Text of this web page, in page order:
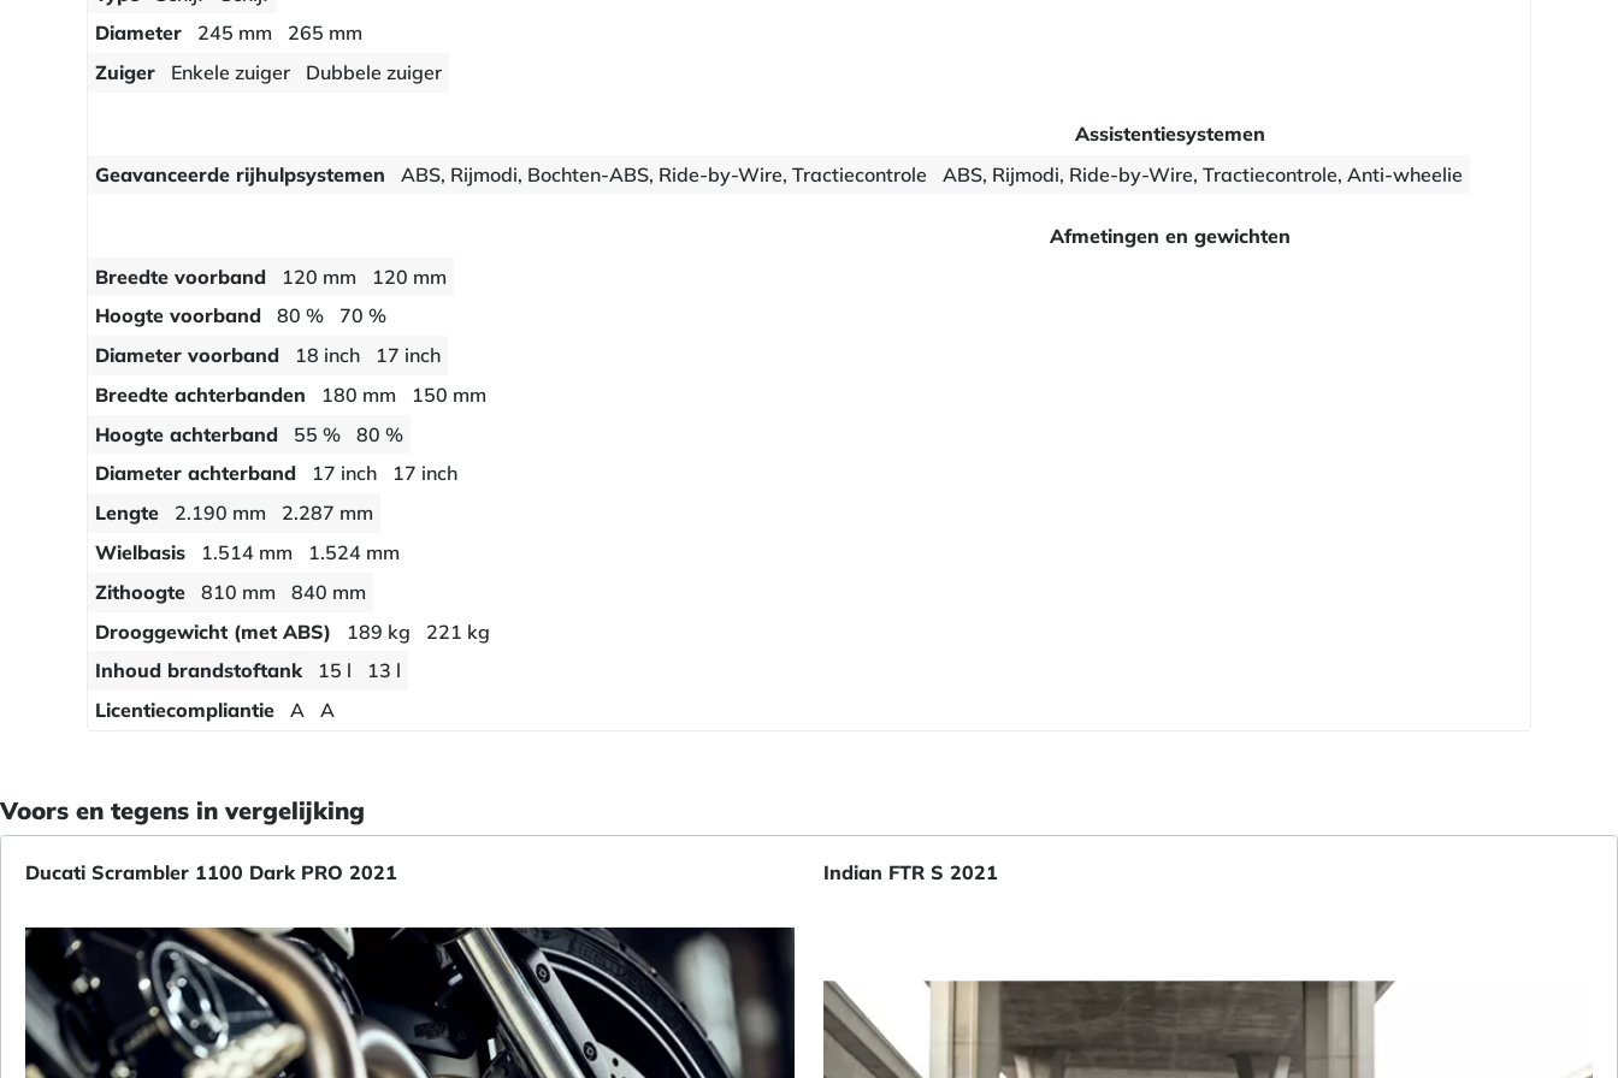
Diameter
245 mm
265 mm
Zuiger
Enkele zuiger Dubbele zuiger
Assistentiesystemen
Geavanceerde rijhulpsystemen
ABS, Rijmodi, Bochten-ABS, Ride-by-Wire, Tractiecontrole ABS, Rijmodi, Ride-by-Wire, Tractiecontrole, Anti-wheelie
Afmetingen en gewichten
Breedte voorband
120 mm
120 mm
Hoogte voorband
80 %
70 %
Diameter voorband
18 inch
17 inch
Breedte achterbanden
180 mm
150 mm
Hoogte achterband
55 %
80 %
Diameter achterband
17 inch
17 inch
Lengte
2.190 mm
2.287 mm
Wielbasis
1.514 mm
1.524 mm
Zithoogte
810 mm
840 mm
Drooggewicht (met ABS)
189 kg
221 kg
Inhoud brandstoftank
15 l
13 l
Licentiecompliantie
A A
Voors en tegens in vergelijking
Ducati Scrambler 1100 Dark PRO 2021 Indian FTR S 2021